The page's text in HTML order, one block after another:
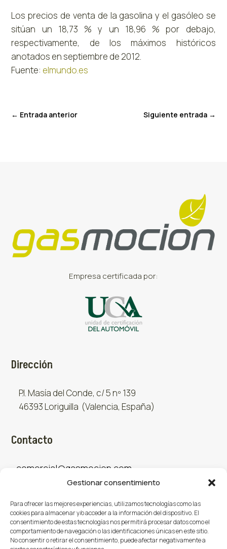
Gestionar consentimiento
Para ofrecer las mejores experiencias, utilizamos tecnologías como las
cookies para almacenar y/o acceder a la información del dispositivo. El
consentimiento de estas tecnologías nos permitirá procesar datos como el
comportamiento de navegación o las identificaciones únicas en este sitio.
No consentir o retirar el consentimiento, puede afectar negativamente a
Los precios de venta de la gasolina y el gasóleo se
sitúan un 18,73 % y un 18,96 % por debajo,
respectivamente, de los máximos históricos
anotados en septiembre de 2012.
Fuente: elmundo.es
← Entrada anterior Siguiente entrada→
Empresa certificada por:
Dirección
P.I. Masía del Conde, c/ 5 nº 139
46393 Loriguilla (Valencia, España)
Contacto
comercial@gasmocion.com
Sociales